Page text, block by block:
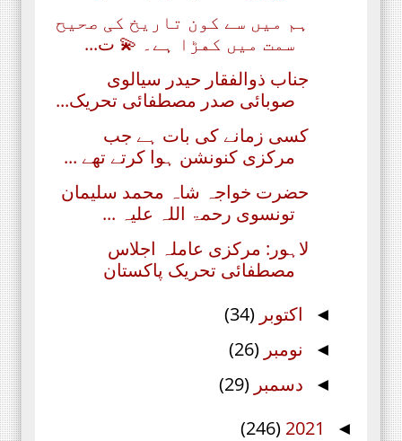
ﮨﻢ ﻣﯿﮟ ﺳﮯ ﮐﻮﻥ ﺗﺎﺭﯾﺦ ﮐﯽ ﺻﺤﯿﺢ
ﺳﻤﺖ ﻣﯿﮟ ﮐﮭﮍﺍ ﮨﮯ۔ 💫 ت...
جناب ذوالفقار حیدر سیالوی
صوبائی صدر مصطفائی تحریک...
کسی زمانے کی بات ہے جب
مرکزی کنونشن ہوا کرتے تھے ...
حضرت خواجہ شاہ محمد سلیمان
تونسوی رحمۃ اللہ علیہ ...
لاہور: مرکزی عاملہ اجلاس
مصطفائی تحریک پاکستان
◄ اکتوبر (34)
◄ نومبر (26)
◄ دسمبر (29)
◄
2021
(246)